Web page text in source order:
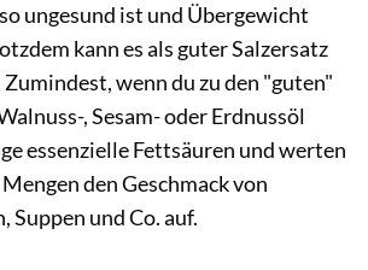
ungesund ist und Übergewicht
kann es als guter Salzersatz
wenn du zu den "guten"
, Sesam- oder Erdnussöl
essenzielle Fettsäuren und werten
den Geschmack von
Suppen und Co. auf.